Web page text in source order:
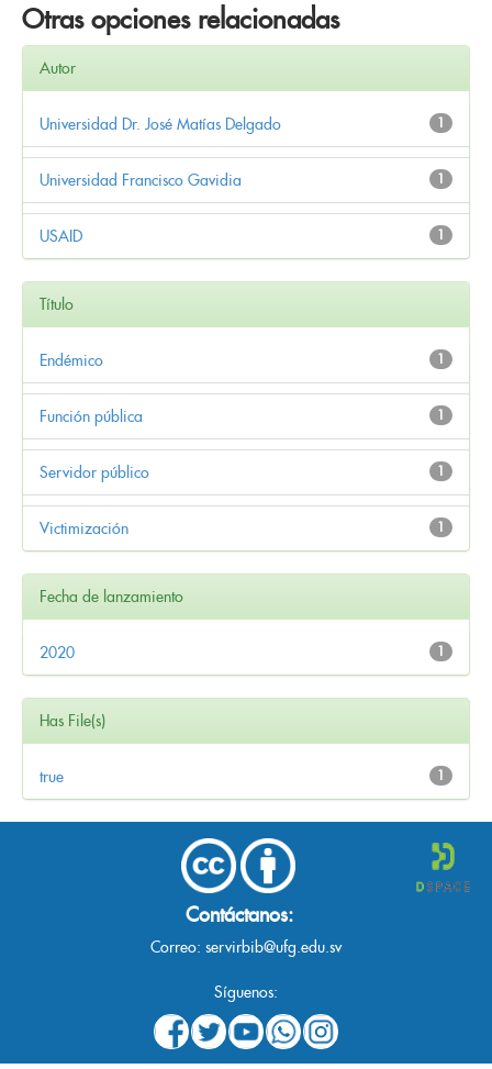
Otras opciones relacionadas
Autor
1
Universidad Dr. José Matías Delgado
1
Universidad Francisco Gavidia
1
USAID
Título
1
Endémico
1
Función pública
1
Servidor público
1
Victimización
Fecha de lanzamiento
1
2020
Has File(s)
1
true
Contáctanos:
Correo: servirbib@ufg.edu.sv
Síguenos: